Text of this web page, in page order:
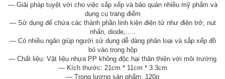
— Giải pháp tuyệt vời cho việc sắp xếp và bảo quản nhiều mỹ phẩm và
dụng cụ trang điểm
— Sử dụng để chứa các thành phần linh kiện điện tử như điện trở, nut
nhấn, diode,.....
— Có nhiều ngăn giúp người sử dụng dễ dàng phân loại và sắp xếp đồ
bỏ vào trong hộp
— Chất liệu: Vật liệu nhựa PP không độc hại thân thiện với môi trường
— Kích thước: 21cm * 11cm * 3.3cm
— Trọng lượng sản phẩm: 120g